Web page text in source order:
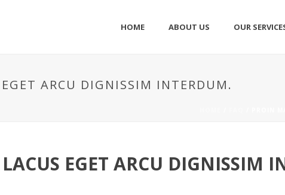
HOME ABOUT US OUR
ARCU DIGNISSIM INTERDUM.
EGET ARCU DIGNISSIM